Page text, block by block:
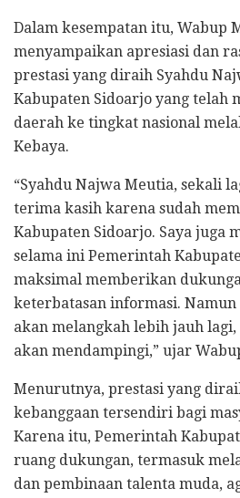
Dalam kesempatan itu, Wabup
menyampaikan apresiasi dan
prestasi yang diraih Syahdu
Kabupaten Sidoarjo yang telah
daerah ke tingkat nasional
Kebaya.
“Syahdu Najwa Meutia, sekali
terima kasih karena sudah
Kabupaten Sidoarjo. Saya juga
selama ini Pemerintah
maksimal memberikan
keterbatasan informasi. Namun
akan melangkah lebih jauh
akan mendampingi,” ujar
Menurutnya, prestasi yang
kebanggaan tersendiri bagi
Karena itu, Pemerintah
ruang dukungan, termasuk
dan pembinaan talenta muda,